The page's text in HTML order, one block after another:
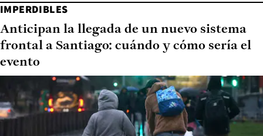
IMPERDIBLES
Anticipan la llegada de un nuevo sistema
frontal a Santiago: cuándo y cómo sería el
evento